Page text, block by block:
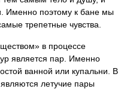
Именно поэтому к бане мы
трепетные чувства.
в процессе
является пар. Именно
ванной или купальни. В
летучие пары